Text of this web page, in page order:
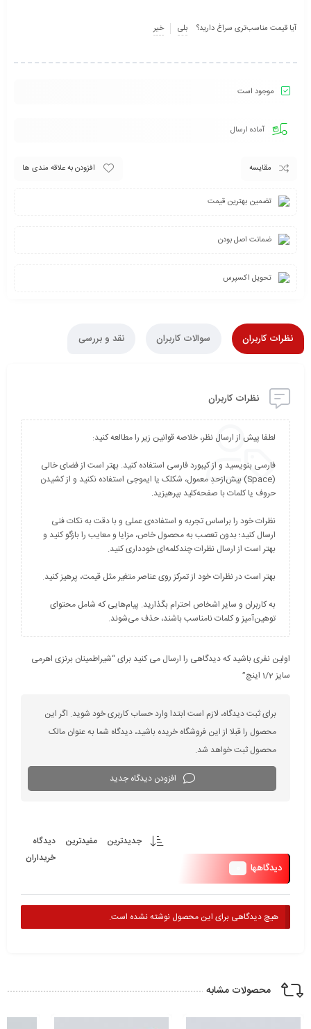
آیا قیمت مناسب‌تری سراغ دارید؟ بلی خیر
موجود است
آماده ارسال
مقایسه افزودن به علاقه مندی ها
تضمین بهترین قیمت
ضمانت اصل بودن
تحویل اکسپرس
نظرات کاربران سوالات کاربران نقد و بررسی
نظرات کاربران
فارسی بنویسید و از کیبورد فارسی استفاده کنید. بهتر است از فضای خالی
(Space) بیش‌از‌حدِ معمول، شکلک یا ایموجی استفاده نکنید و از کشیدن
نظرات خود را براساس تجربه و استفاده‌ی عملی و با دقت به نکات فنی
ارسال کنید؛ بدون تعصب به محصول خاص، مزایا و معایب را بازگو کنید و
به کاربران و سایر اشخاص احترام بگذارید. پیام‌هایی که شامل محتوای
توهین‌آمیز و کلمات نامناسب باشند، حذف می‌شوند.
اولین نفری باشید که دیدگاهی را ارسال می کنید برای “شیراطمینان برنزی اهرمی
سایز 1/2 اینچ”
برای ثبت دیدگاه، لازم است ابتدا وارد حساب کاربری خود شوید. اگر این
محصول را قبلا از این فروشگاه خریده باشید، دیدگاه شما به عنوان مالک
محصول ثبت خواهد شد.
افزودن دیدگاه جدید
دیدگاهها
جدیدترین مفیدترین
دیدگاه
خریداران
هیچ دیدگاهی برای این محصول نوشته نشده است.
محصولات مشابه